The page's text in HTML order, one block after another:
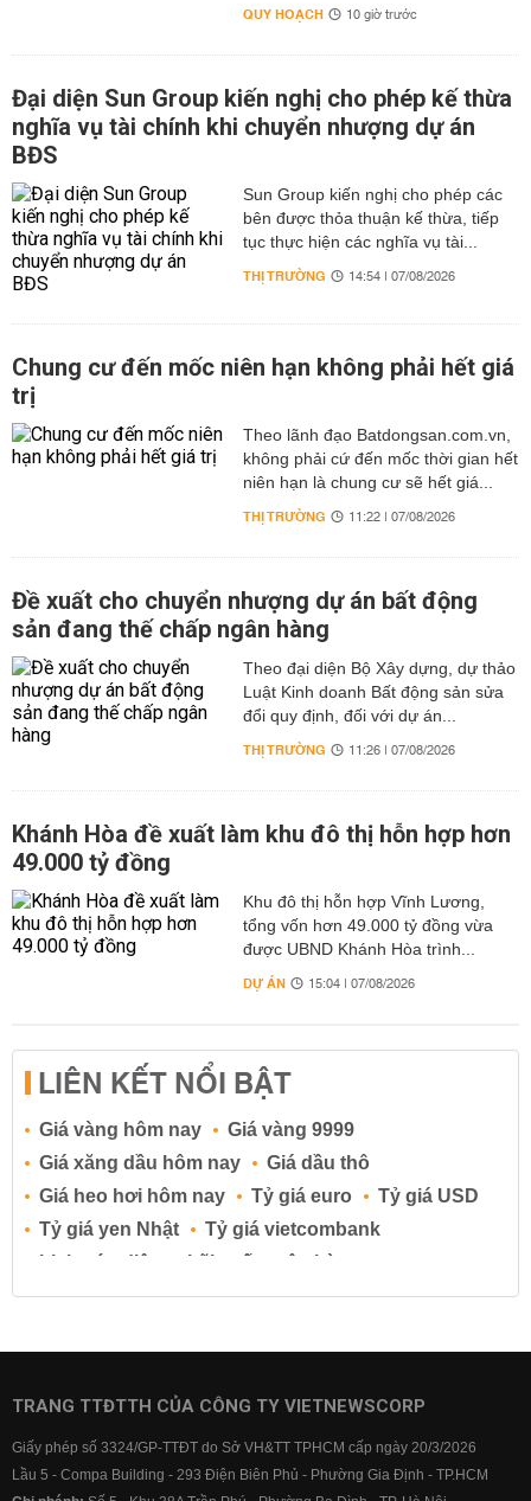
QUY HOẠCH 10 giờ trước
Đại diện Sun Group kiến nghị cho phép kế thừa
nghĩa vụ tài chính khi chuyển nhượng dự án
BĐS
Sun Group kiến nghị cho phép các
bên được thỏa thuận kế thừa, tiếp
tục thực hiện các nghĩa vụ tài...
THỊ TRƯỜNG 14:54 | 07/08/2026
Chung cư đến mốc niên hạn không phải hết giá
trị
Theo lãnh đạo Batdongsan.com.vn,
không phải cứ đến mốc thời gian hết
niên hạn là chung cư sẽ hết giá...
THỊ TRƯỜNG 11:22 | 07/08/2026
Đề xuất cho chuyển nhượng dự án bất động
sản đang thế chấp ngân hàng
Theo đại diện Bộ Xây dựng, dự thảo
Luật Kinh doanh Bất động sản sửa
đổi quy định, đối với dự án...
THỊ TRƯỜNG 11:26 | 07/08/2026
Khánh Hòa đề xuất làm khu đô thị hỗn hợp hơn
49.000 tỷ đồng
Khu đô thị hỗn hợp Vĩnh Lương,
tổng vốn hơn 49.000 tỷ đồng vừa
được UBND Khánh Hòa trình...
DỰ ÁN 15:04 | 07/08/2026
LIÊN KẾT NỔI BẬT
Giá vàng hôm nay
Giá vàng 9999
Giá xăng dầu hôm nay
Giá dầu thô
Giá heo hơi hôm nay
Tỷ giá euro
Tỷ giá USD
Tỷ giá yen Nhật
Tỷ giá vietcombank
Lịch cúp điện
Lãi suất ngân hàng
Lãi suất tiết kiệm
Lãi suất tiền gửi
Lãi suất ngân hàng BIDV
Lãi suất ngân hàng Vietcombank
TRANG TTĐTTH CỦA CÔNG TY VIETNEWSCORP
Giấy phép số 3324/GP-TTĐT do Sở VH&TT TPHCM cấp ngày 20/3/2026
Lầu 5 - Compa Building - 293 Điện Biên Phủ - Phường Gia Định - TP.HCM